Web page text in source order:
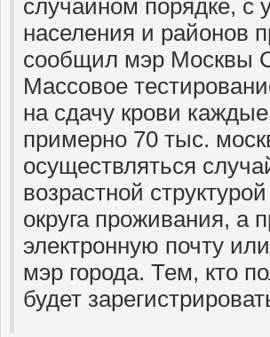
случайном порядке, с
населения и районов
сообщил мэр Москвы
Массовое
на сдачу крови
примерно 70 тыс.
осуществляться
возрастной
округа проживания, а
электронную почту
мэр города. Тем, кто
будет